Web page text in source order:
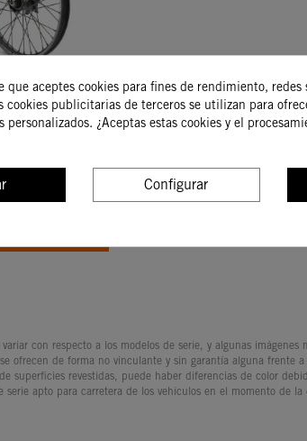
FACTORY
1,6 X 21"
con respecto a los modelos de serie, y algunas
ofrecen de forma no vinculante y sin garantía alguna frente
superficies revestidas, puede haber diferencias de color
serie apto para carretera de los vehículos en el momento de
que aceptes cookies para fines de rendimiento,
cookies publicitarias de terceros se utilizan para
personalizados. ¿Aceptas estas cookies y el
Configurar